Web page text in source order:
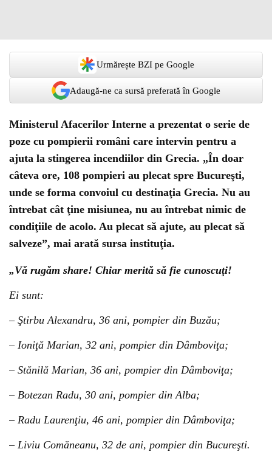
Urmărește BZI pe Google
Adaugă-ne ca sursă preferată în Google
Ministerul Afacerilor Interne a prezentat o serie de
poze cu pompierii români care intervin pentru a
ajuta la stingerea incendiilor din Grecia. „În doar
câteva ore, 108 pompieri au plecat spre Bucureşti,
unde se forma convoiul cu destinaţia Grecia. Nu au
întrebat cât ţine misiunea, nu au întrebat nimic de
condiţiile de acolo. Au plecat să ajute, au plecat să
salveze”, mai arată sursa instituţia.
„Vă rugăm share! Chiar merită să fie cunoscuţi!
Ei sunt:
– Ştirbu Alexandru, 36 ani, pompier din Buzău;
– Ioniţă Marian, 32 ani, pompier din Dâmboviţa;
– Stănilă Marian, 36 ani, pompier din Dâmboviţa;
– Botezan Radu, 30 ani, pompier din Alba;
– Radu Laurenţiu, 46 ani, pompier din Dâmboviţa;
– Liviu Comăneanu, 32 de ani, pompier din Bucureşti.